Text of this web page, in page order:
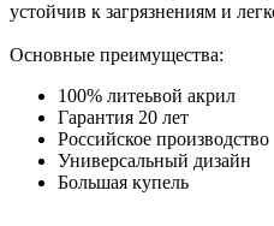
устойчив к загрязнениям и
Основные преимущества:
100% литеьвой акрил
Гарантия 20 лет
Российское производство
Универсальный дизайн
Большая купель